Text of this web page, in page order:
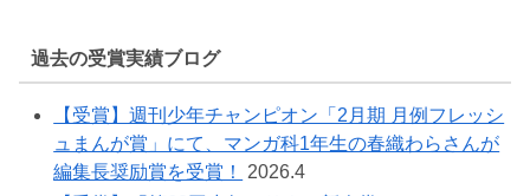
過去の受賞実績ブログ
【受賞】週刊少年チャンピオン「2月期 月例フレッシ
ュまんが賞」にて、マンガ科1年生の春織わらさんが
編集長奨励賞を受賞！
2026.4